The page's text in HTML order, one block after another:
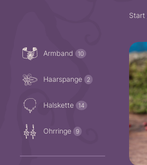
Start
Armband 10Produkte
Haarspange 2Produkte
Halskette 14Produkte
Ohrringe 9Produkte